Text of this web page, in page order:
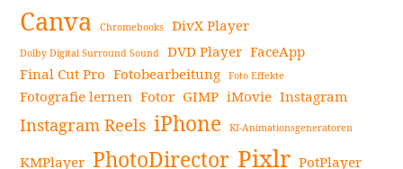
Canva Chromebooks DivX Player
Dolby Digital Surround Sound DVD Player FaceApp
Final Cut Pro Fotobearbeitung Foto Effekte
Fotografie lernen Fotor GIMP iMovie Instagram
Instagram Reels iPhone KI-Animationsgeneratoren
KMPlayer PhotoDirector Pixlr PotPlayer